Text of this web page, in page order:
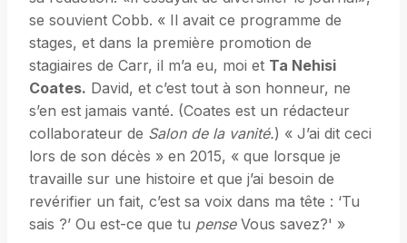
se souvient Cobb. « Il avait ce programme de
stages, et dans la première promotion de
stagiaires de Carr, il m’a eu, moi et Ta Nehisi
Coates. David, et c’est tout à son honneur, ne
s’en est jamais vanté. (Coates est un rédacteur
collaborateur de Salon de la vanité.) « J’ai dit ceci
lors de son décès » en 2015, « que lorsque je
travaille sur une histoire et que j’ai besoin de
revérifier un fait, c’est sa voix dans ma tête : ‘Tu
sais ?’ Ou est-ce que tu penseVous savez?' »